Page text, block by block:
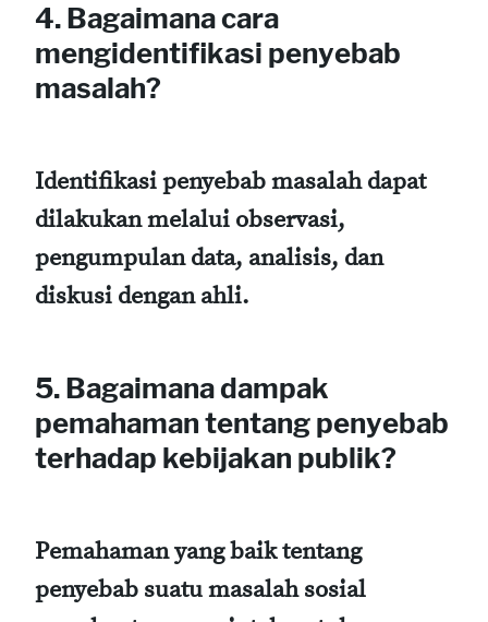
4. Bagaimana cara
mengidentifikasi penyebab
masalah?
Identifikasi penyebab masalah dapat
dilakukan melalui observasi,
pengumpulan data, analisis, dan
diskusi dengan ahli.
5. Bagaimana dampak
pemahaman tentang penyebab
terhadap kebijakan publik?
Pemahaman yang baik tentang
penyebab suatu masalah sosial